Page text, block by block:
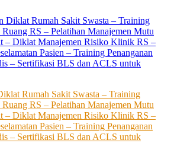
Rumah Sakit Swasta – Training
RS – Pelatihan Manajemen Mutu
– Diklat Manajemen Risiko Klinik RS –
Pasien – Training Penanganan
– Sertifikasi BLS dan ACLS untuk